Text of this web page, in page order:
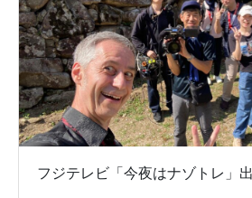
フジテレビ「今夜はナゾトレ」